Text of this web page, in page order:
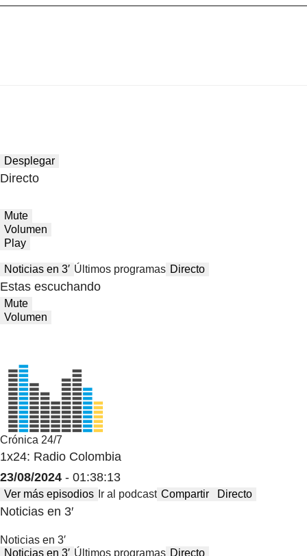
Desplegar
Directo
Mute
Volumen
Play
Noticias en 3′ Últimos programas Directo
Estas escuchando
Mute
Volumen
Crónica 24/7
1x24: Radio Colombia
23/08/2024 - 01:38:13
Ver más episodios Ir al podcast Compartir Directo
Noticias en 3′
Noticias en 3′
Noticias en 3′ Últimos programas Directo